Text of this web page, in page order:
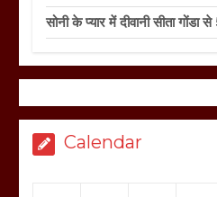
सोनी के प्यार में दीवानी सीता गोंडा
Calendar